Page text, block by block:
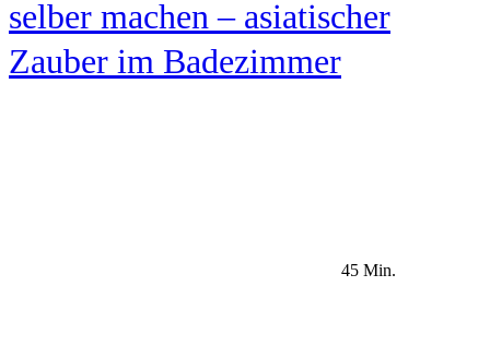
selber machen – asiatischer
Zauber im Badezimmer
45 Min.